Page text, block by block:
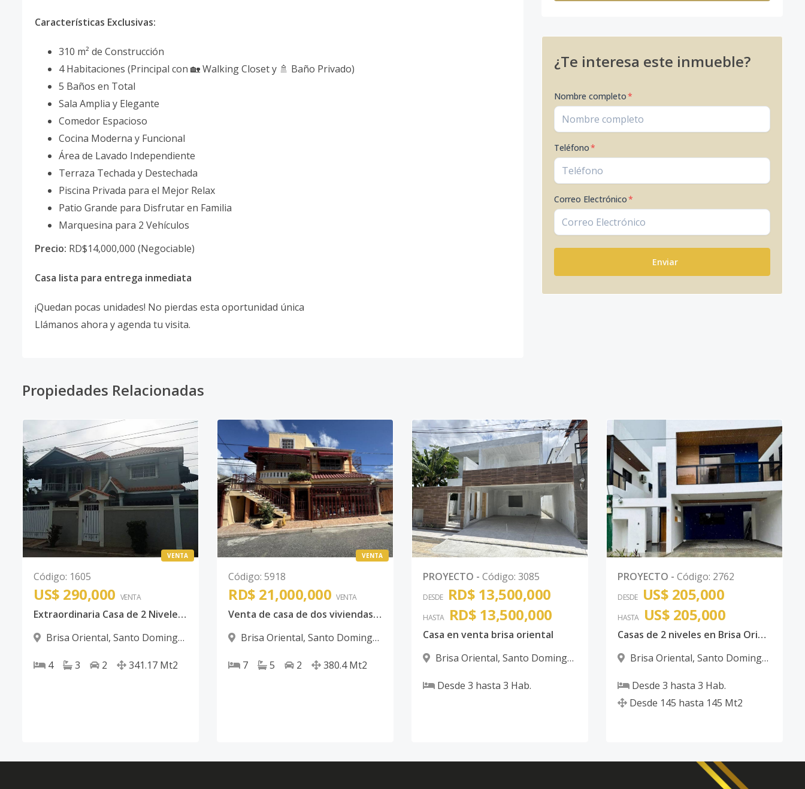
Características Exclusivas:
310 m² de Construcción
4 Habitaciones (Principal con 🏡 Walking Closet y 🚿 Baño Privado)
5 Baños en Total
Sala Amplia y Elegante
Comedor Espacioso
Cocina Moderna y Funcional
Área de Lavado Independiente
Terraza Techada y Destechada
Piscina Privada para el Mejor Relax
Patio Grande para Disfrutar en Familia
Marquesina para 2 Vehículos
Precio: RD$14,000,000 (Negociable)
Casa lista para entrega inmediata
¡Quedan pocas unidades! No pierdas esta oportunidad única
Llámanos ahora y agenda tu visita.
¿Te interesa este inmueble?
Nombre completo*
Teléfono*
Correo Electrónico*
Enviar
Propiedades Relacionadas
VENTA
Código: 1605
US$ 290,000 VENTA
Extraordinaria Casa de 2 Niveles Ideal para Ti y Tu Familia con el Espacio y el Confort que Mereces, con Excelente Terminaciones en Brisa Oriental Muy Cerca de la Autopista de San Isidro
Brisa Oriental, Santo Domingo
4
3 2 341.17 Mt2
VENTA
Código: 5918
RD$ 21,000,000 VENTA
Venta de casa de dos viviendas en brisa oriental
Brisa Oriental, Santo Domingo
7
5 2 380.4 Mt2
PROYECTO - Código: 3085
DESDE RD$ 13,500,000
HASTA RD$ 13,500,000
Casa en venta brisa oriental
Brisa Oriental, Santo Domingo
Desde 3 hasta 3 Hab.
PROYECTO - Código: 2762
DESDE US$ 205,000
HASTA US$ 205,000
Casas de 2 niveles en Brisa Oriental de San Isidro, SDE, Zona Oriental
Brisa Oriental, Santo Domingo
Desde 3 hasta 3 Hab.
Desde 145 hasta 145 Mt2